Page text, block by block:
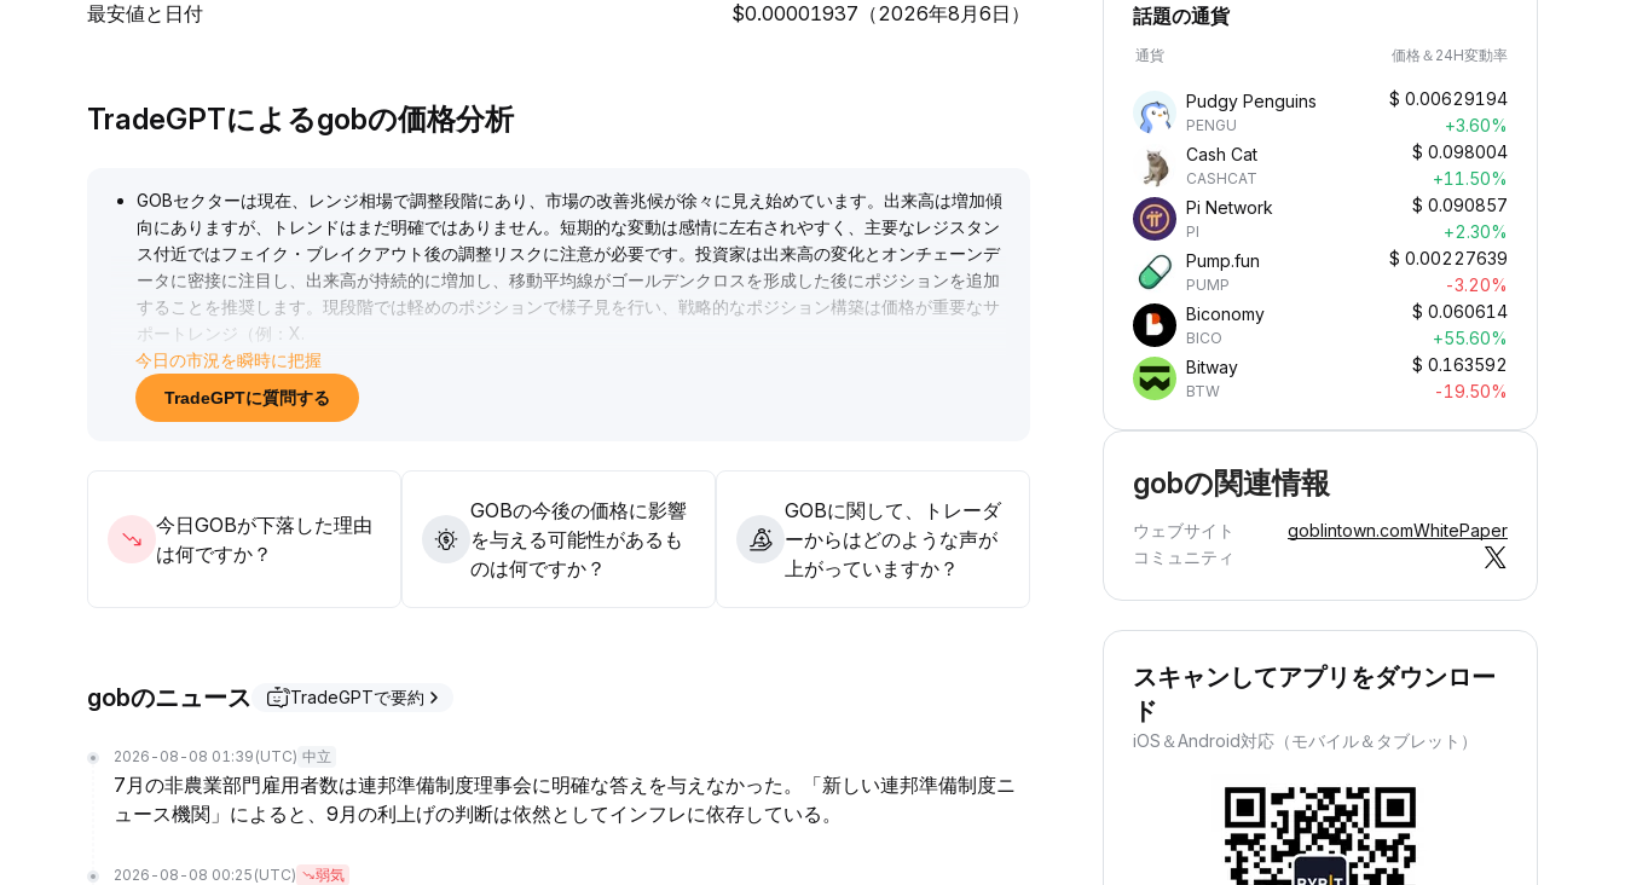
最安値と日付
$0.00001937（2026年8月6日）
TradeGPTによるgobの価格分析
GOBセクターは現在、レンジ相場で調整段階にあり、市場の改善兆候が徐々に見え始めています。出来高は増加傾
向にありますが、トレンドはまだ明確ではありません。短期的な変動は感情に左右されやすく、主要なレジスタン
ス付近ではフェイク・ブレイクアウト後の調整リスクに注意が必要です。投資家は出来高の変化とオンチェーンデ
ータに密接に注目し、出来高が持続的に増加し、移動平均線がゴールデンクロスを形成した後にポジションを追加
することを推奨します。現段階では軽めのポジションで様子見を行い、戦略的なポジション構築は価格が重要なサ
ポートレンジ（例：X
XX〜X.
XX USDT）を上回っていることを前提としてください。
今日の市況を瞬時に把握
TradeGPTに質問する
今日GOBが下落した理由
は何ですか？
GOBの今後の価格に影響
を与える可能性があるも
のは何ですか？
GOBに関して、トレーダ
ーからはどのような声が
上がっていますか？
gobのニュース TradeGPTで要約
2026-08-08 01:39 (UTC) 中立
7月の非農業部門雇用者数は連邦準備制度理事会に明確な答えを与えなかった。「新しい連邦準備制度ニ
ュース機関」によると、9月の利上げの判断は依然としてインフレに依存している。
2026-08-08 00:25 (UTC) 弱気
話題の通貨
通貨 価格＆24H変動率
Pudgy Penguins
PENGU
$ 0.00629194
+3.60%
Cash Cat
CASHCAT
$ 0.098004
+11.50%
Pi Network
PI
$ 0.090857
+2.30%
Pump.fun
PUMP
$ 0.00227639
-3.20%
Biconomy
BICO
$ 0.060614
+55.60%
Bitway
BTW
$ 0.163592
-19.50%
gobの関連情報
ウェブサイト goblintown.comWhitePaper
コミュニティ
スキャンしてアプリをダウンロー
ド
iOS＆Android対応（モバイル＆タブレット）